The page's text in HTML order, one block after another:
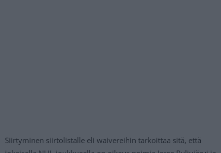
Siirtyminen siirtolistalle eli waivereihin tarkoittaa sitä, että